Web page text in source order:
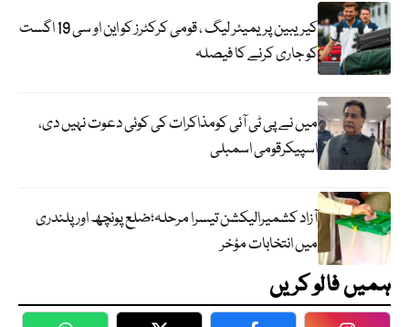
کیریبین پریمیئر لیگ ، قومی کرکٹرز کو این او سی 19 اگست
کو جاری کرنے کا فیصلہ
میں نے پی ٹی آئی کومذاکرات کی کوئی دعوت نہیں دی،
اسپیکرقومی اسمبلی
آزاد کشمیرالیکشن تیسرا مرحلہ؛ضلع پونچھ اور پلندری
میں انتخابات مؤخر
ہمیں فالو کریں